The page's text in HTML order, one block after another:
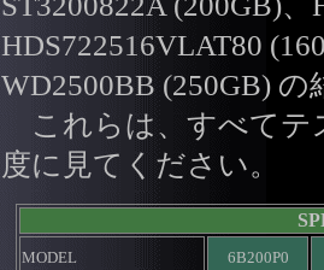
HDS722516VLAT80
WD2500BB (250GB)
これらは、すべてテ
度に見てください。
MODEL
6B200P0